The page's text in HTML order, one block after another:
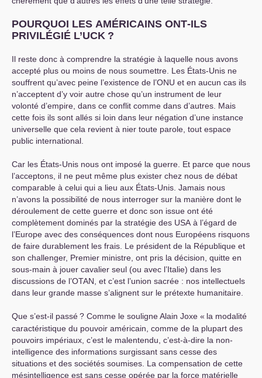
POURQUOI LES AMÉRICAINS ONT-ILS
PRIVILÉGIÉ L’UCK ?
Il reste donc à comprendre la stratégie à laquelle nous avons
accepté plus ou moins de nous soumettre. Les États-Unis ne
souffrent qu’avec peine l’existence de l’ONU et en aucun cas ils
n’acceptent d’y voir autre chose qu’un instrument de leur
volonté d’empire, dans ce conflit comme dans d’autres. Mais
cette fois ils sont allés si loin dans leur négation d’une instance
universelle que cela revient à nier toute parole, tout espace
public international.
Car les États-Unis nous ont imposé la guerre. Et parce que nous
l’acceptons, il ne peut même plus exister chez nous de débat
comparable à celui qui a lieu aux États-Unis. Jamais nous
n’avons la possibilité de nous interroger sur la manière dont le
déroulement de cette guerre et donc son issue ont été
complètement dominés par la stratégie des USA à l’égard de
l’Europe avec des conséquences dont nous Européens risquons
de faire durablement les frais. Le président de la République et
son challenger, Premier ministre, ont pris la décision, quitte en
sous-main à jouer cavalier seul (ou avec l’Italie) dans les
discussions de l’OTAN , et c’est l’union sacrée : nos intellectuels
dans leur grande masse s’alignent sur le prétexte humanitaire.
Que s’est-il passé? Comme le souligne Alain Joxe « la modalité
caractéristique du pouvoir américain, comme de la plupart des
pouvoirs impériaux, c’est le malentendu, c’est-à-dire la non-
intelligence des informations surgissant sans cesse des
situations et des sociétés soumises. La compensation de cette
mésintelligence est sans cesse opérée par la force matérielle